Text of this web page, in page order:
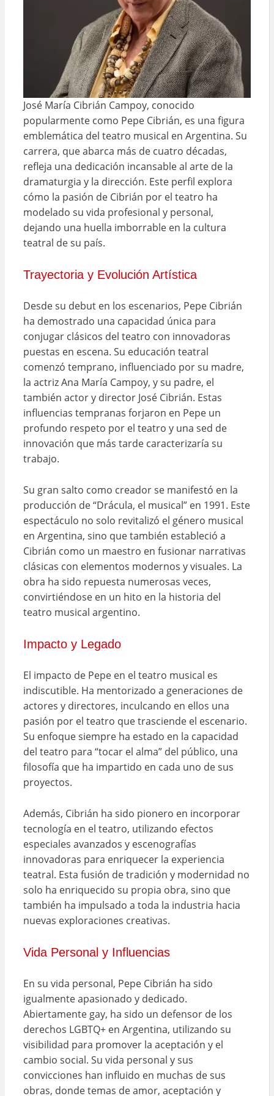
José María Cibrián Campoy, conocido
popularmente como Pepe Cibrián, es una figura
emblemática del teatro musical en Argentina. Su
carrera, que abarca más de cuatro décadas,
refleja una dedicación incansable al arte de la
dramaturgia y la dirección. Este perfil explora
cómo la pasión de Cibrián por el teatro ha
modelado su vida profesional y personal,
dejando una huella imborrable en la cultura
teatral de su país.
Trayectoria y Evolución Artística
Desde su debut en los escenarios, Pepe Cibrián
ha demostrado una capacidad única para
conjugar clásicos del teatro con innovadoras
puestas en escena. Su educación teatral
comenzó temprano, influenciado por su madre,
la actriz Ana María Campoy, y su padre, el
también actor y director José Cibrián. Estas
influencias tempranas forjaron en Pepe un
profundo respeto por el teatro y una sed de
innovación que más tarde caracterizaría su
trabajo.
Su gran salto como creador se manifestó en la
producción de “Drácula, el musical” en 1991. Este
espectáculo no solo revitalizó el género musical
en Argentina, sino que también estableció a
Cibrián como un maestro en fusionar narrativas
clásicas con elementos modernos y visuales. La
obra ha sido repuesta numerosas veces,
convirtiéndose en un hito en la historia del
teatro musical argentino.
Impacto y Legado
El impacto de Pepe en el teatro musical es
indiscutible. Ha mentorizado a generaciones de
actores y directores, inculcando en ellos una
pasión por el teatro que trasciende el escenario.
Su enfoque siempre ha estado en la capacidad
del teatro para “tocar el alma” del público, una
filosofía que ha impartido en cada uno de sus
proyectos.
Además, Cibrián ha sido pionero en incorporar
tecnología en el teatro, utilizando efectos
especiales avanzados y escenografías
innovadoras para enriquecer la experiencia
teatral. Esta fusión de tradición y modernidad no
solo ha enriquecido su propia obra, sino que
también ha impulsado a toda la industria hacia
nuevas exploraciones creativas.
Vida Personal y Influencias
En su vida personal, Pepe Cibrián ha sido
igualmente apasionado y dedicado.
Abiertamente gay, ha sido un defensor de los
derechos LGBTQ+ en Argentina, utilizando su
visibilidad para promover la aceptación y el
cambio social. Su vida personal y sus
convicciones han influido en muchas de sus
obras, donde temas de amor, aceptación y